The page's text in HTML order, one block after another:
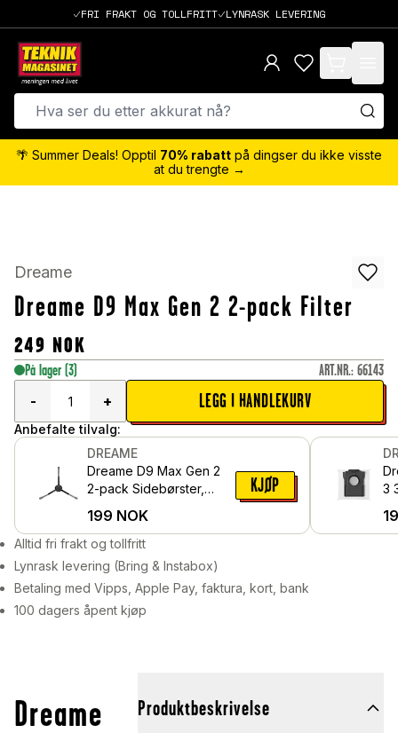
FRI FRAKT OG TOLLFRITT LYNRASK LEVERING
items in cart,
🌴 Summer Deals! Opptil 70% rabatt på dingser du ikke visste
at du trengte →
Dreame
Dreame D9 Max Gen 2 2-pack Filter
249 NOK
På lager (3) ART.NR.: 66143
-
+ LEGG I HANDLEKURV
Anbefalte tilvalg:
DREAME
Dreame D9 Max Gen 2
2-pack Sidebørster,
199 NOK
KJØP
3
Alltid fri frakt og tollfritt
Lynrask levering (Bring & Instabox)
Betaling med Vipps, Apple Pay, faktura, kort, bank
100 dagers åpent kjøp
Dreame
Produktbeskrivelse